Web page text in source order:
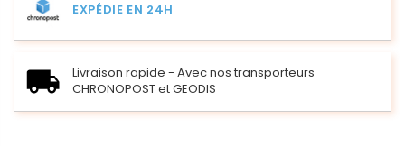
EXPÉDIE EN 24H
Livraison rapide - Avec nos transporteurs
CHRONOPOST et GEODIS